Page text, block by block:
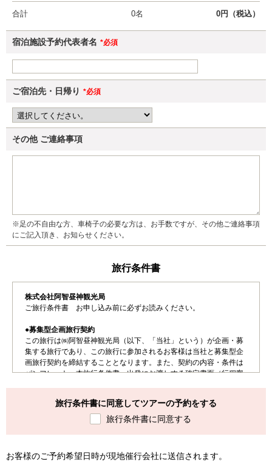
合計 0名 0円（税込）
宿泊施設予約代表者名 *必須
ご宿泊先・日帰り *必須
その他ご連絡事項
※足の不自由な方、車椅子の必要な方は、お手数ですが、その他ご連絡事項
にご記入頂き、お知らせください。
旅行条件書
株式会社阿智昼神観光局
ご旅行条件書 お申し込み前に必ずお読みください。
●募集型企画旅行契約
この旅行は㈱阿智昼神観光局（以下、「当社」という）が企画・募
集する旅行であり、この旅行に参加されるお客様は当社と募集型企
画旅行契約を締結することとなります。また、契約の内容・条件は
パンフレット、本旅行条件書、出発にお渡しする確定書面（行程案
●お申し込み手続き
ご出発日が決まりましたら当社0265-43-3001へお電話いただだく
旅行条件書に同意してツアーの予約をする
旅行条件書に同意する
お客様のご予約希望日時が現地催行会社に送信されます。